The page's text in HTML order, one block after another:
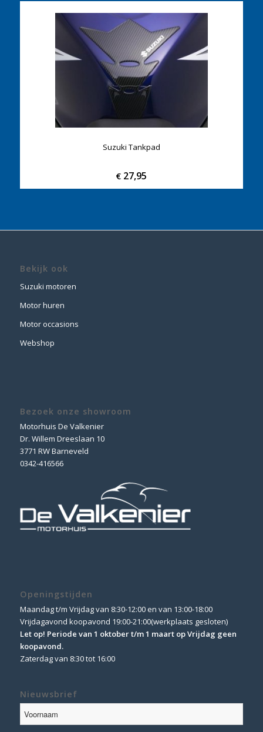
Suzuki Tankpad
€ 27,95
Bekijk ook
Suzuki motoren
Motor huren
Motor occasions
Webshop
Bezoek onze showroom
Motorhuis De Valkenier
Dr. Willem Dreeslaan 10
3771 RW Barneveld
0342-416566
Openingstijden
Maandag t/m Vrijdag van 8:30-12:00 en van 13:00-18:00
Vrijdagavond koopavond 19:00-21:00(werkplaats gesloten)
Let op! Periode van 1 oktober t/m 1 maart op Vrijdag geen
koopavond.
Zaterdag van 8:30 tot 16:00
Nieuwsbrief